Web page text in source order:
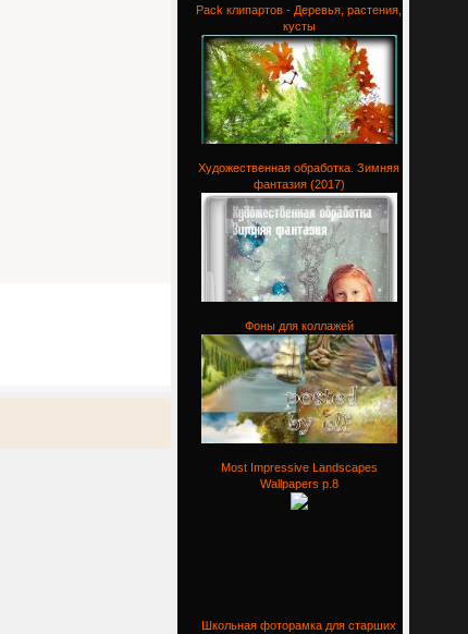
Pack клипартов - Деревья, растения,
кусты
Художественная обработка. Зимняя
фантазия (2017)
Фоны для коллажей
Most Impressive Landscapes
Wallpapers p.8
Школьная фоторамка для старших